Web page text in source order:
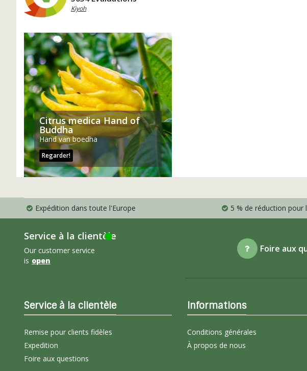
Kiyoh
Citrus medica Hand of
Buddha
Hand van boedha
Regarder!
Expédition dans toute l'Europe 5 % de réduction pour
Service à la clientèle
Our customer service
is open
Foire aux
Service à la clientèle
Remise pour clients fidèles
Expedition
Foire aux questions
Informations
Conditions générales
À propos de nous